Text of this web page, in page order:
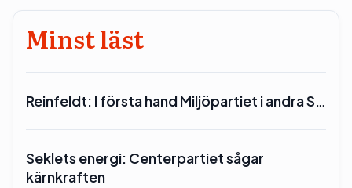
Minst läst
Reinfeldt: I första hand Miljöpartiet i andra S…
Seklets energi: Centerpartiet sågar
kärnkraften